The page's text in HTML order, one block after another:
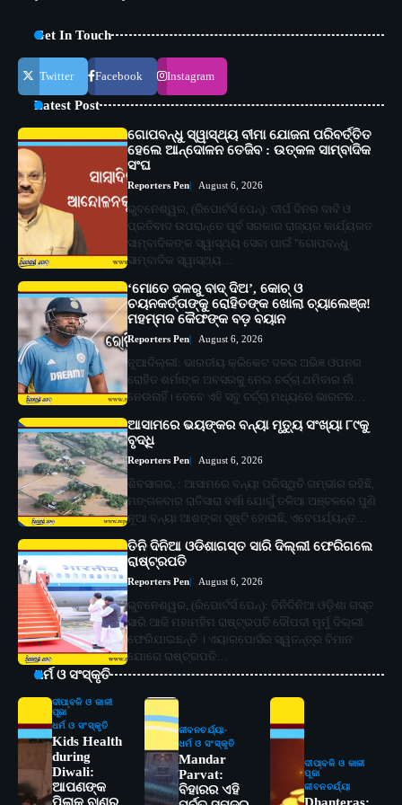
Get In Touch
Twitter Facebook Instagram
Latest Post
ଗୋପବନ୍ଧୁ ସ୍ୱାସ୍ଥ୍ୟ ବୀମା ଯୋଜନା ପରିବର୍ତ୍ତିତ
ହେଲେ ଆନ୍ଦୋଳନ ତେଜିବ : ଉତ୍କଳ ସାମ୍ବାଦିକ
ସଂଘ
Reporters Pen August 6, 2026
ଭୁବନେଶ୍ୱର, (ରିପୋର୍ଟର୍ସ ପେନ୍‌): ଦୀର୍ଘ ଦିନର ଦାବି ଓ
ପ୍ରତିବାଦ ଉପରାନ୍ତେ ପୂର୍ବ ସରକାର ରାଜ୍ୟର କାର୍ଯ୍ୟରତ
ସାମ୍ବାଦିକଙ୍କ ସ୍ୱାସ୍ଥ୍ୟ ସେବା ପାଇଁ "ଗୋପବନ୍ଧୁ
ସାମ୍ବାଦିକ ସ୍ୱାସ୍ଥ୍ୟ…
‘ମୋତେ ଦଳରୁ ବାଦ୍ ଦିଅ’, କୋଚ୍ ଓ
ଚୟନକର୍ତ୍ତାଙ୍କୁ ରୋହିତଙ୍କ ଖୋଲା ଚ୍ୟାଲେଞ୍ଜ!
ମହମ୍ମଦ କୈଫଙ୍କ ବଡ଼ ବୟାନ
Reporters Pen August 6, 2026
ନୂଆଦିଲ୍ଲୀ: ଭାରତୀୟ କ୍ରିକେଟ ଦଳର ଅଭିଜ୍ଞ ଓପନର
ରୋହିତ ଶର୍ମାଙ୍କ ଅବସରକୁ ନେଇ ଚର୍ଚ୍ଚା ଥମିବାର ନାଁ
ନେଉନାହିଁ। ତେବେ ଏହି ସବୁ ଚର୍ଚ୍ଚା ମଧ୍ୟରେ ଭାରତର…
ଆସାମରେ ଭୟଙ୍କର ବନ୍ୟା ମୃତ୍ୟୁ ସଂଖ୍ୟା ୮୯କୁ
ବୃଦ୍ଧି
Reporters Pen August 6, 2026
ଶିବସାଗର, : ଆସାମରେ ବନ୍ୟା ପରିସ୍ଥିତି ଗମ୍ଭୀର ରହିଛି,
ମଙ୍ଗଳବାର ରାତିସାରା ବର୍ଷା ଯୋଗୁଁ ତଳିଆ ଅଞ୍ଚଳରେ ପୁଣି
ନୂଆ ବନ୍ୟା ଆଶଙ୍କା ସୃଷ୍ଟି ହୋଇଛି, ଏବେପର୍ଯ୍ୟନ୍ତ…
ତିନି ଦିନିଆ ଓଡିଶାଗସ୍ତ ସାରି ଦିଲ୍ଲୀ ଫେରିଗଲେ
ରାଷ୍ଟ୍ରପତି
Reporters Pen August 6, 2026
ଭୁବନେଶ୍ୱର, (ରିପୋର୍ଟର୍ସ ପେନ୍‌): ତିନିଦିନିଆ ଓଡ଼ିଶା ଗସ୍ତ
ସାରି ଆଜି ମହାମହିମ ରାଷ୍ଟ୍ରପତି ଦୌପଦୀ ମୁର୍ମୁ ଦିଲ୍ଲୀ
ଫେରିଯାଇଛନ୍ତି । ଏୟାରପୋର୍ସର ସ୍ୱତନ୍ତ୍ର ବିମାନ
ଯୋଗେ ରାଷ୍ଟ୍ରପତି…
ଧର୍ମ ଓ ସଂସ୍କୃତି
ଦୀପାବଳି ଓ କାଳୀ
ପୂଜା
ଧର୍ମ ଓ ସଂସ୍କୃତି
Kids Health
during
Diwali:
ଆପଣଙ୍କ
ଜୀବନଚର୍ଯ୍ୟା
ଧର୍ମ ଓ ସଂସ୍କୃତି
Mandar
Parvat:
ବିହାରର ଏହି
ଦୀପାବଳି ଓ କାଳୀ
ପୂଜା
ଜୀବନଚର୍ଯ୍ୟା